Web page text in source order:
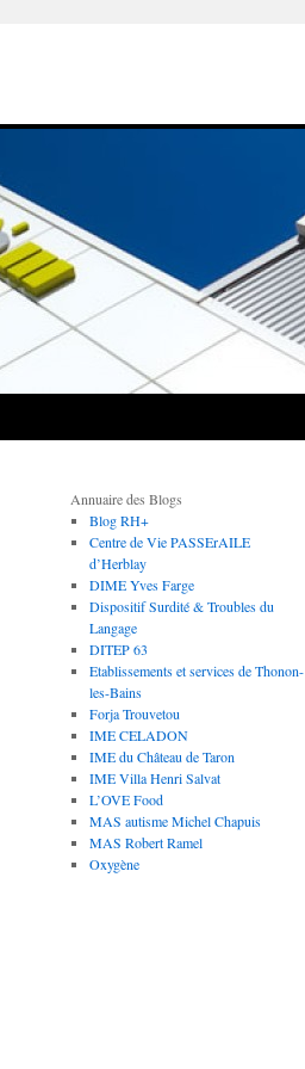
Annuaire des Blogs
Blog RH+
Centre de Vie PASSErAILE
d’Herblay
DIME Yves Farge
Dispositif Surdité & Troubles du
Langage
DITEP 63
Etablissements et services de Thonon-
les-Bains
Forja Trouvetou
IME CELADON
IME du Château de Taron
IME Villa Henri Salvat
L’OVE Food
MAS autisme Michel Chapuis
MAS Robert Ramel
Oxygène